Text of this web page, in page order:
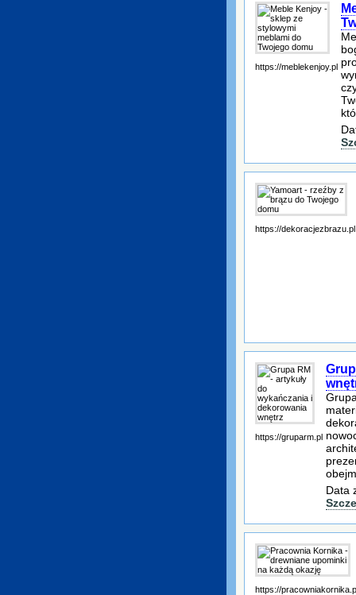
https://meblekenjoy.pl
https://dekoracjezbrazu.pl
https://gruparm.pl
Data
https://